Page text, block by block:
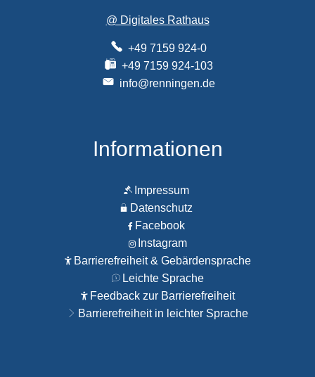
@ Digitales Rathaus
+49 7159 924-0
+49 7159 924-103
info@renningen.de
Informationen
Impressum
Datenschutz
Facebook
Instagram
Barrierefreiheit & Gebärdensprache
Leichte Sprache
Feedback zur Barrierefreiheit
Barrierefreiheit in leichter Sprache